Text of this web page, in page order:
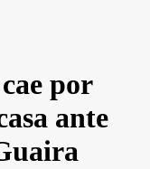
por
ante